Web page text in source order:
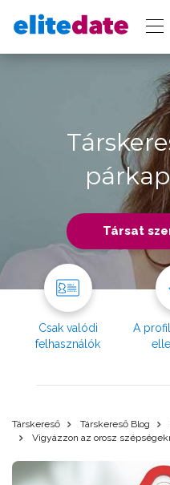
Társat
Csak valódi
felhasználók
A
Társkereső Társkereső Blog
Vigyázzon az orosz